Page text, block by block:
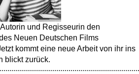
und Regisseurin den
Neuen Deutschen Films
kommt eine neue Arbeit von ihr ins
blickt zurück.